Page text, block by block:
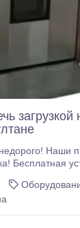
загрузкой
Наши
Бесплатная
–230см Высота